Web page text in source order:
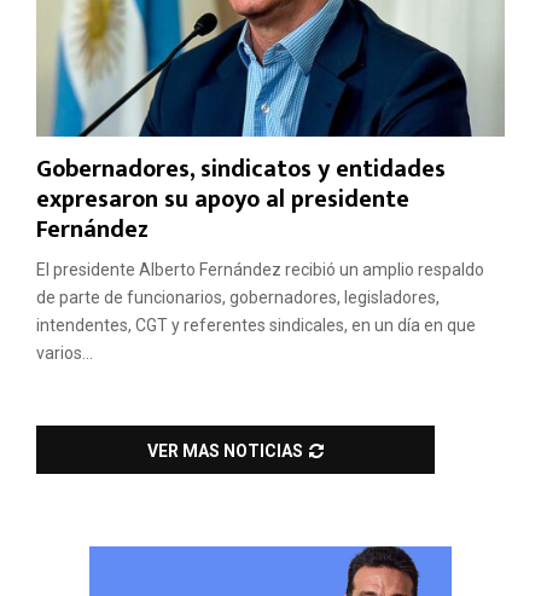
Gobernadores, sindicatos y entidades
expresaron su apoyo al presidente
Fernández
El presidente Alberto Fernández recibió un amplio respaldo
de parte de funcionarios, gobernadores, legisladores,
intendentes, CGT y referentes sindicales, en un día en que
varios...
VER MAS NOTICIAS